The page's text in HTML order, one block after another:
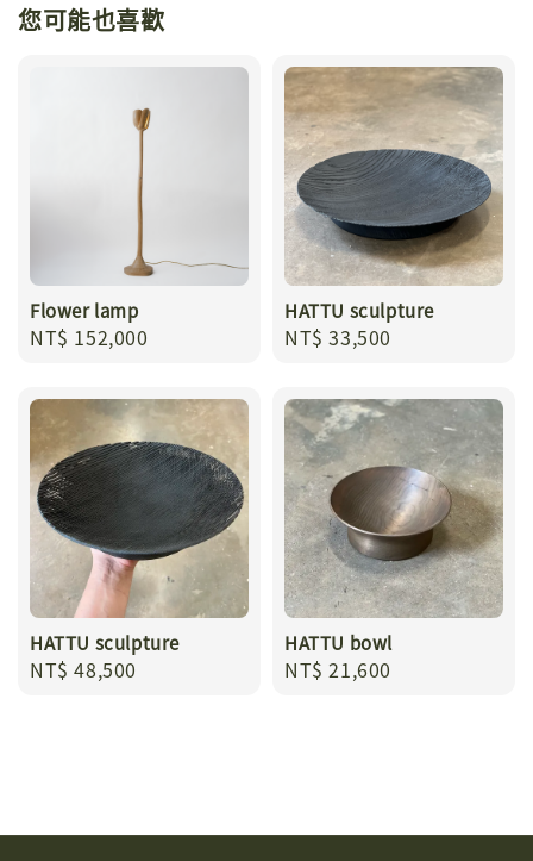
您可能也喜歡
Flower lamp
Regular
NT$ 152,000
HATTU sculpture
Regular
NT$ 33,500
HATTU sculpture
Regular
NT$ 48,500
HATTU bowl
Regular
NT$ 21,600